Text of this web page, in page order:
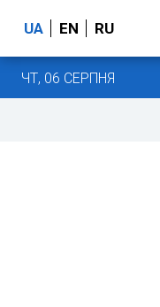
UA EN RU
ЧТ, 06 СЕРПНЯ